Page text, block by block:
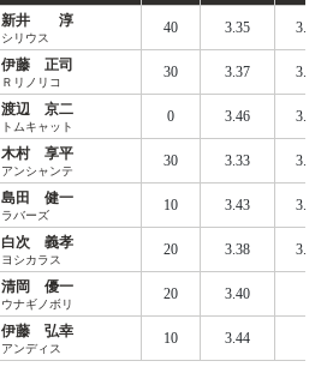
新井 淳
シリウス
40 3.35 3.452
伊藤 正司
Ｒリノリコ
30 3.37 3.466
渡辺 京二
トムキャット
0 3.46 3.510
木村 享平
アンシャンテ
30 3.33 3.479
島田 健一
ラバーズ
10 3.43 3.514
白次 義孝
ヨシカラス
20 3.38 3.503
清岡 優一
ウナギノボリ
20 3.40
伊藤 弘幸
アンディス
10 3.44